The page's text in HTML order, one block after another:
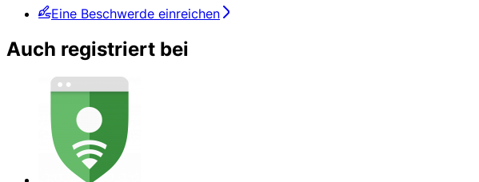
Eine Beschwerde einreichen
Auch registriert bei